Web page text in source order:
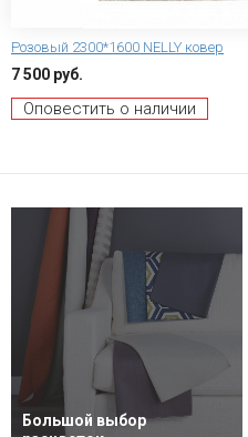
Розовый 2300*1600 NELLY ковер
7 500 руб.
Оповестить о наличии
Большой выбор